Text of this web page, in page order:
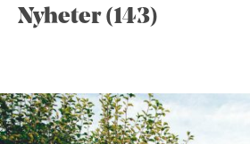
Nyheter (143)